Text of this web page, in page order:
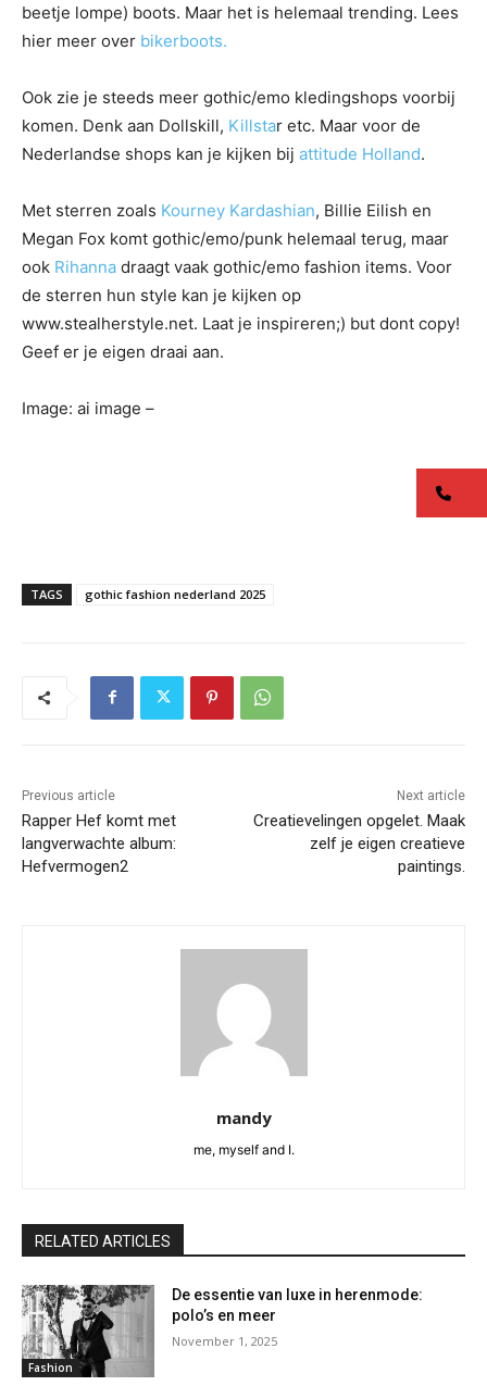
beetje lompe) boots. Maar het is helemaal trending. Lees
hier meer over bikerboots.
Ook zie je steeds meer gothic/emo kledingshops voorbij
komen. Denk aan Dollskill, Killstar etc. Maar voor de
Nederlandse shops kan je kijken bij attitude Holland.
Met sterren zoals Kourney Kardashian, Billie Eilish en
Megan Fox komt gothic/emo/punk helemaal terug, maar
ook Rihanna draagt vaak gothic/emo fashion items. Voor
de sterren hun style kan je kijken op
www.stealherstyle.net. Laat je inspireren;) but dont copy!
Geef er je eigen draai aan.
Image: ai image –
TAGS gothic fashion nederland 2025
Previous article
Rapper Hef komt met
langverwachte album:
Hefvermogen2
Next article
Creatievelingen opgelet. Maak
zelf je eigen creatieve
paintings.
mandy
me, myself and I.
RELATED ARTICLES
Fashion
De essentie van luxe in herenmode:
polo’s en meer
November 1, 2025